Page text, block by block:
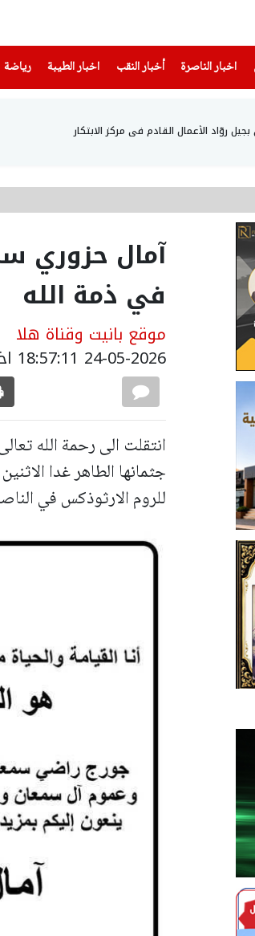
اخبار الناصرة
(current) أخبار النقب اخبار الطيبة(current) رياضة
(current)
روّاد الأعمال القادم في مركز الابتكار
آمال حزوري
في ذمة الله
موقع بانيت وقناة هلا
24-05-2026 18:57:11
انتقلت الى رحمة الله
جثمانها الطاهر غدا
للروم الارثوذكس في